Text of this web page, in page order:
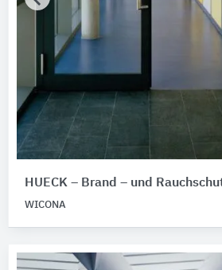
Bitte auswählen
Nachhaltigkeit
Nachhaltigkeitsinfo vorhanden
Umweltdeklarationen (EPDs)
Merkmale / Eigenschaften
Zertifizierungen
HUECK – Brand – und
WICONA